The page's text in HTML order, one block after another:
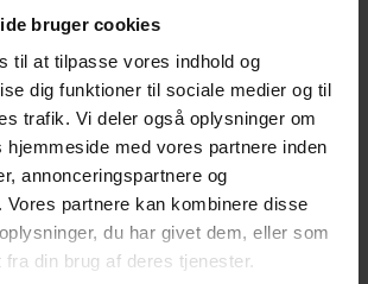
bruger cookies
til at tilpasse vores indhold og
dig funktioner til sociale medier og til
trafik. Vi deler også oplysninger om
hjemmeside med vores partnere inden
annonceringspartnere og
Vores partnere kan kombinere disse
du har givet dem, eller som
din brug af deres tjenester.
til udviklingsprojekter, der omfatter
krav til dokumentation af, at der
eller væsentligt forbedret produkt i
i forvejen findes på markedet.
har således det udgangspunkt,
egne oplysninger ikke er